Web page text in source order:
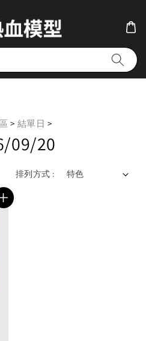
> 結單日 >
09/20
排列方式 :